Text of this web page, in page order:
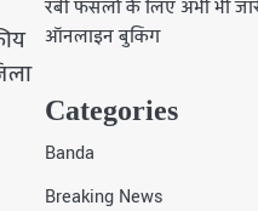
रबी फसलों के लिए अभी भी
ऑनलाइन बुकिंग
Categories
Banda
Breaking News